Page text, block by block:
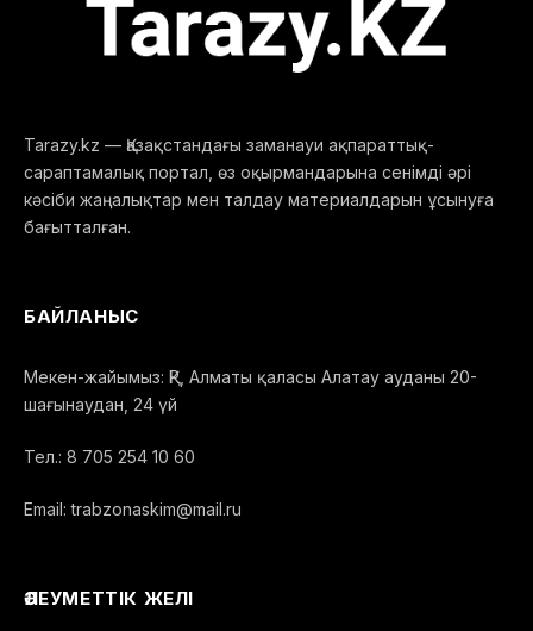
Tarazy.kz — Қазақстандағы заманауи ақпараттық-
сараптамалық портал, өз оқырмандарына сенімді әрі
кәсіби жаңалықтар мен талдау материалдарын ұсынуға
бағытталған.
БАЙЛАНЫС
Мекен-жайымыз: ҚР, Алматы қаласы Алатау ауданы 20-
шағынаудан, 24 үй
Тел.: 8 705 254 10 60
Email: trabzonaskim@mail.ru
ӘЛЕУМЕТТІК ЖЕЛІ